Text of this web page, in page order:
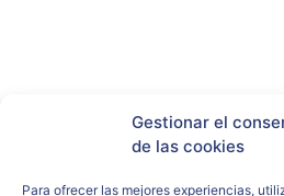
Gestionar el
de las cookies
Para ofrecer las mejores experiencias,
RRSS